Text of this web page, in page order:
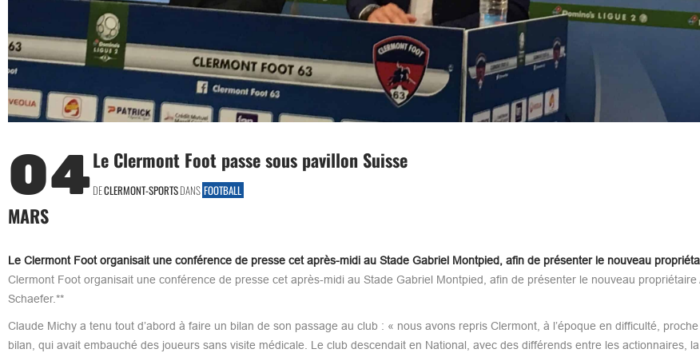
04
MARS
Le Clermont Foot passe sous pavillon Suisse
DECLERMONT-SPORTSDANS FOOTBALL
Le Clermont Foot organisait une conférence de presse cet après-midi au Stade Gabriel Montpied, afin de présenter le nouveau
Clermont Foot organisait une conférence de presse cet après-midi au Stade Gabriel Montpied, afin de présenter le nouveau propriétaire
Schaefer.**
Claude Michy a tenu tout d’abord à faire un bilan de son passage au club : « nous avons repris Clermont, à l’époque en difficulté,
bilan, qui avait embauché des joueurs sans visite médicale. Le club descendait en National, avec des différends entre les actionnaires,